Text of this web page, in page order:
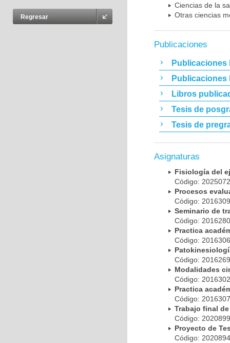
Regresar
Ciencias de la
Otras ciencias
Publicaciones
Publicaciones
Publicaciones
Libros
Tesis de
Tesis de
Asignaturas
Fisiología del
Código:
Procesos
Código:
Seminario de
Código:
Practica
Código:
Código:
Modalidades
Código:
Practica
Código:
Trabajo final de
Código:
Proyecto de
Código: